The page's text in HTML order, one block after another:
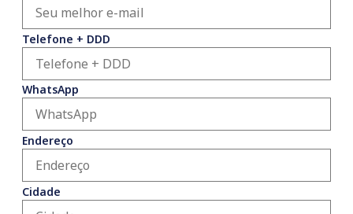
Telefone + DDD
WhatsApp
Endereço
Cidade